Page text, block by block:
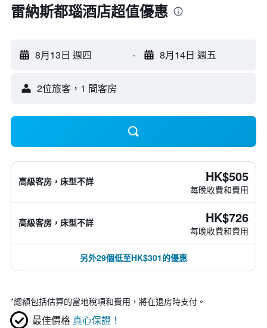
雷納斯都瑙酒店超值優惠
8月13日 週四 - 8月14日 週五
2位旅客，1 間客房
高級客房，床型不詳 HK$505
每晚收費和費用
高級客房，床型不詳 HK$726
每晚收費和費用
另外29個低至HK$301的優惠
*總額包括估算的當地稅項和費用，將在退房時支付。
最佳價格 真心保證！